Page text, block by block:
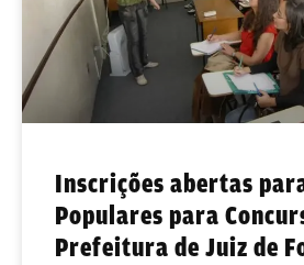
Inscrições abertas
Populares para
Prefeitura de Juiz de